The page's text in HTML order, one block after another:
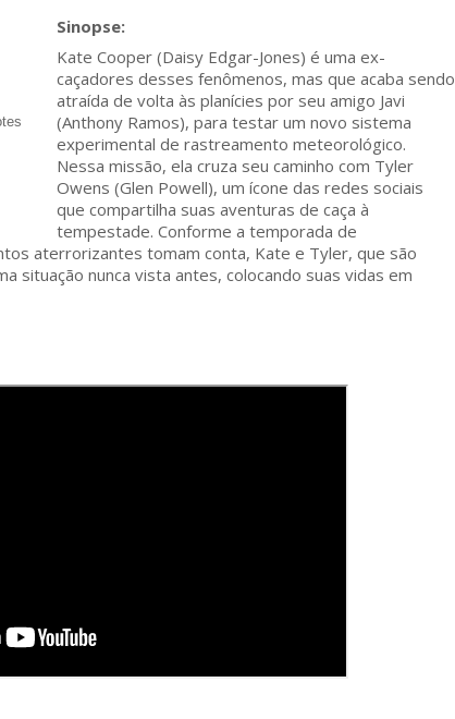
Kate Cooper (Daisy Edgar-Jones) é uma ex-
caçadores desses fenômenos, mas que acaba sendo
atraída de volta às planícies por seu amigo Javi
(Anthony Ramos), para testar um novo sistema
experimental de rastreamento meteorológico.
Nessa missão, ela cruza seu caminho com Tyler
Owens (Glen Powell), um ícone das redes sociais
que compartilha suas aventuras de caça à
tempestade. Conforme a temporada de
aterrorizantes tomam conta, Kate e Tyler, que são
situação nunca vista antes, colocando suas vidas em